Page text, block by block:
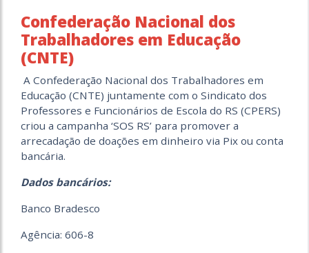
Confederação Nacional dos
Trabalhadores em Educação
(CNTE)
A Confederação Nacional dos Trabalhadores em
Educação (CNTE) juntamente com o Sindicato dos
Professores e Funcionários de Escola do RS (CPERS)
criou a campanha ‘SOS RS’ para promover a
arrecadação de doações em dinheiro via Pix ou conta
bancária.
Dados bancários:
Banco Bradesco
Agência: 606-8